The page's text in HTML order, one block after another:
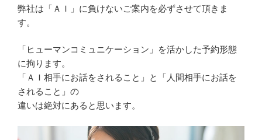
弊社は「ＡＩ」に負けないご案内を必ずさせて頂きま
す。
「ヒューマンコミュニケーション」を活かした予約形態
に拘ります。
「ＡＩ相手にお話をされること」と「人間相手にお話を
されること」の
違いは絶対にあると思います。